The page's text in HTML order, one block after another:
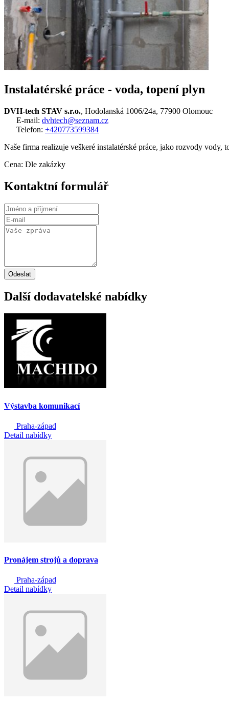
Instalatérské práce - voda, topení plyn
DVH-tech STAV s.r.o., Hodolanská 1006/24a, 77900 Olomouc
E-mail: dvhtech@seznam.cz
Telefon: +420773599384
Naše firma realizuje veškeré instalatérské práce, jako rozvody
Cena: Dle zakázky
Kontaktní formulář
Odeslat
Další dodavatelské nabídky
Výstavba komunikací
Praha-západ
Detail nabídky
Pronájem strojů a doprava
Praha-západ
Detail nabídky